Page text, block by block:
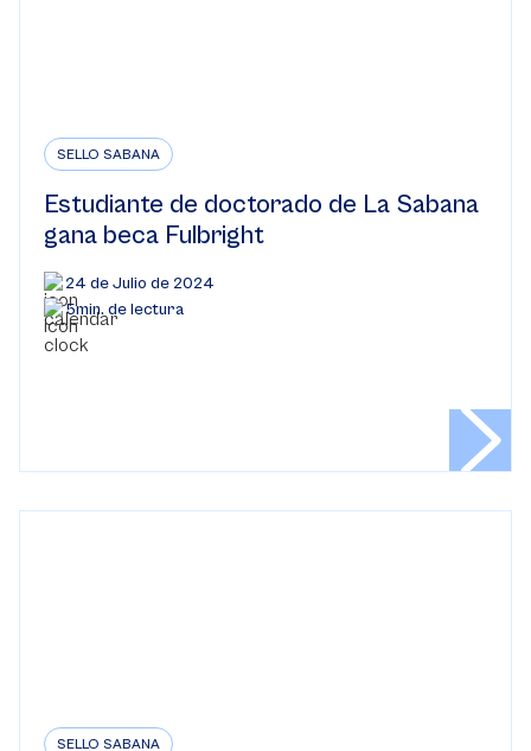
SELLO SABANA
Estudiante de doctorado de La Sabana
gana beca Fulbright
24 de Julio de 2024
5min. de lectura
SELLO SABANA